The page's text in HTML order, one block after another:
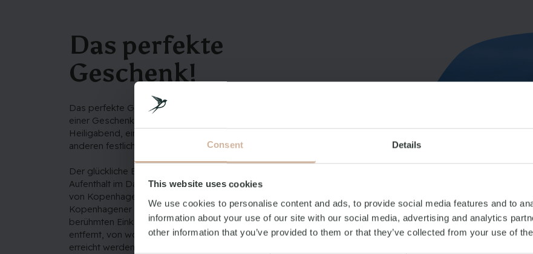
Consent Details
This website uses cookies
We use cookies to personalise content and ads, to provide social media features and to
information about your use of our site with our social media, advertising and analytics
other information that you’ve provided to them or that they’ve collected from your use of
Das perfekte
Geschenk!
Das perfekte Geschenk zu finden, kann schwierig sein, aber mit
einer Geschenkkarte können Sie Freude zu einem Geburtstag,
Heiligabend, einer Empfangsfeier, einer Hochzeit oder einem
anderen festlichen Anlass verbreiten.
Der glückliche Empfänger der Geschenkkarte kann einen
Aufenthalt im Danhostel Copenhagen City buchen - im Herzen
von Kopenhagen und nur einen kurzen Spaziergang vom
Kopenhagener Kanal, den Tivoli-Gärten, dem Glyptoteket, der
berühmten Einkaufsstraße Strøget und dem Hauptbahnhof
entfernt, von wo aus der Rest des wundervollen Kopenhagen
erreicht werden kann.